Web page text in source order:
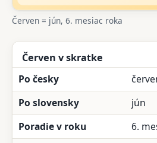
Červen = jún, 6. mesiac roka
Červen v skratke
Po česky
Po slovensky
jún
Poradie v roku
6.